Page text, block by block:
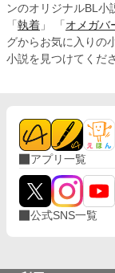
ンのオリジナルBL小
「 執着 」 「 オメガバ
グからお気に入りの
小説を見つけてくだ
アプリ一覧
公式SNS一覧